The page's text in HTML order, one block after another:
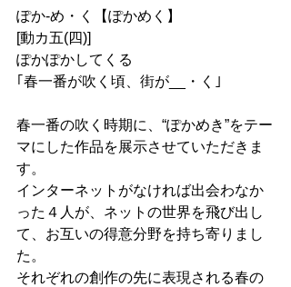
ぽか-め・く【ぽかめく】
[動カ五(四)]
ぽかぽかしてくる
｢春一番が吹く頃、街が__・く｣
春一番の吹く時期に、“ぽかめき”をテー
マにした作品を展示させていただきま
す。
インターネットがなければ出会わなか
った４人が、ネットの世界を飛び出し
て、お互いの得意分野を持ち寄りまし
た。
それぞれの創作の先に表現される春の